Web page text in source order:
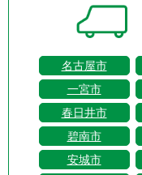
名古屋市
一宮市
春日井市
碧南市
安城市